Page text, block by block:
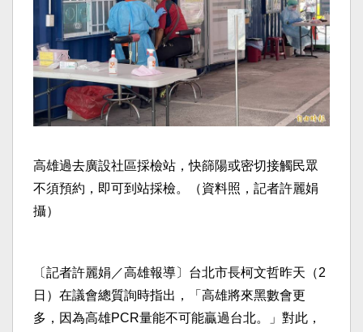
高雄過去廣設社區採檢站，快篩陽或密切接觸民眾
不須預約，即可到站採檢。（資料照，記者許麗娟
攝）
〔記者許麗娟／高雄報導〕台北市長柯文哲昨天（2
日）在議會總質詢時指出，「高雄將來黑數會更
多，因為高雄PCR量能不可能贏過台北。」對此，